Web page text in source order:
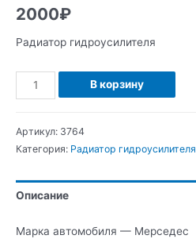
2000₽
Радиатор гидроусилителя
Количество
Мерседес
Радиатор
В корзину
Артикул: 3764
Категория: Радиатор гидроусилителя
Описание
Марка автомобиля — Мерседес